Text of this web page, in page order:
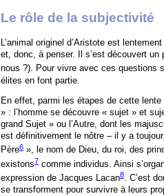
Le rôle de la subjectivité
L’animal originel d’Aristote est
et, donc, à penser. Il s’est découvert
nous ?). Pour vivre avec ces questions
élites en font partie.
En effet, parmi les étapes de cette
» : l’homme se découvre « sujet » et
grand Sujet » ou l’Autre, dont les
est définitivement le nôtre – il y a
Père6 », le nom de Dieu, du roi, des
existons7 comme individus. Ainsi
expression de Jacques Lacan8. C’est
se transforment pour survivre à leurs